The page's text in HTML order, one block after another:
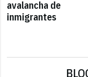
avalancha de
inmigrantes